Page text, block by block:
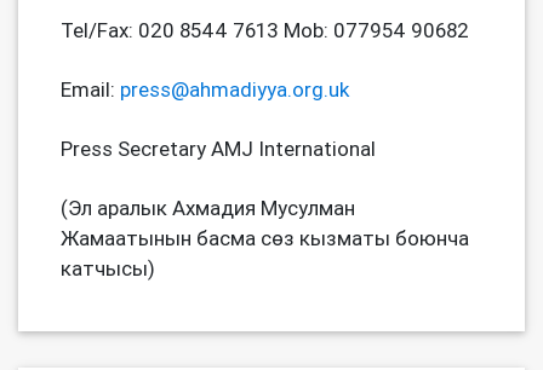
Tel/Fax: 020 8544 7613 Mob: 077954 90682
Email: press@ahmadiyya.org.uk
Press Secretary AMJ International
(Эл аралык Ахмадия Мусулман
Жамаатынын басма сөз кызматы боюнча
катчысы)